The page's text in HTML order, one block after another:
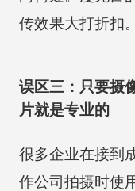
传效果大打折扣。
误区三：只要摄
片就是专业的
很多企业在接到
作公司拍摄时使